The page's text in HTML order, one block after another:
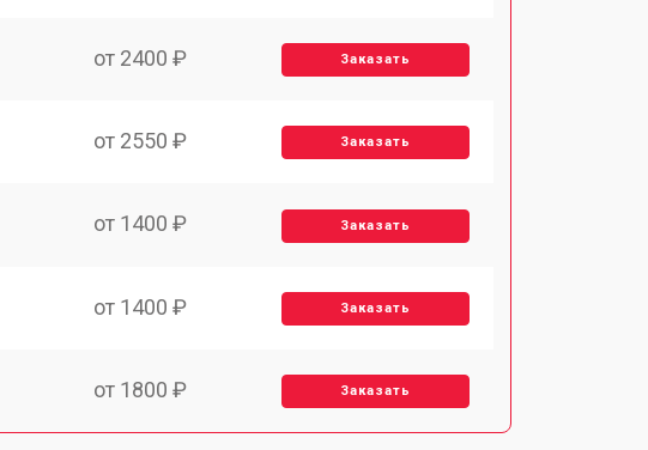
от 2400 ₽ Заказать
от 2550 ₽ Заказать
от 1400 ₽ Заказать
от 1400 ₽ Заказать
от 1800 ₽ Заказать